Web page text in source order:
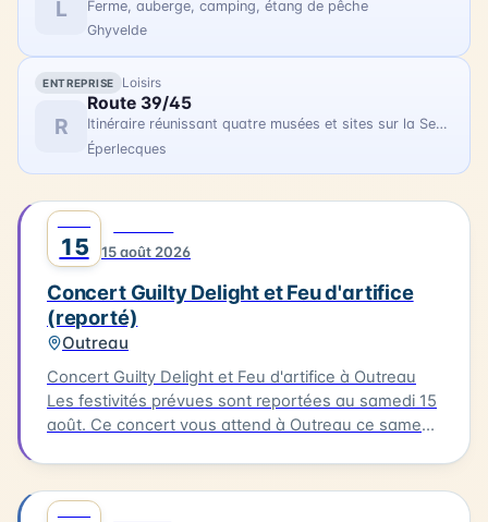
L
Ferme, auberge, camping, étang de pêche
Ghyvelde
ENTREPRISE Loisirs
R
Route 39/45
Itinéraire réunissant quatre musées et sites sur la Seconde Guerre Mondiale
Éperlecques
15 15 août 2026
Concert Guilty Delight et Feu d'artifice
(reporté)
Outreau
Concert Guilty Delight et Feu d'artifice à Outreau
Les festivités prévues sont reportées au samedi 15
août. Ce concert vous attend à Outreau ce samedi